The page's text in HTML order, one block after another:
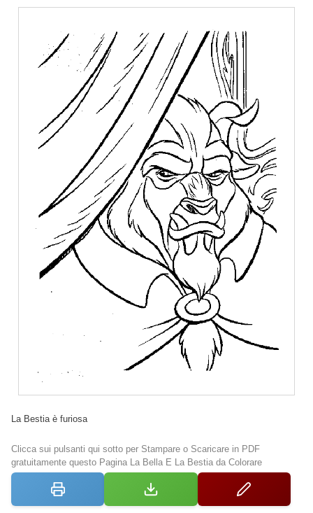
La Bestia è furiosa
Clicca sui pulsanti qui sotto per Stampare o Scaricare in PDF
gratuitamente questo Pagina La Bella E La Bestia da Colorare